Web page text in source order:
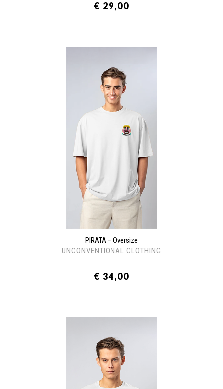
€ 29,00
PIRATA – Oversize
UNCONVENTIONAL CLOTHING
€ 34,00